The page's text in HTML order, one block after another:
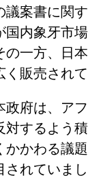
議案書に関
国内象牙市
の一方、日
く販売され
政府は、ア
対するよう
かかわる議
されていま